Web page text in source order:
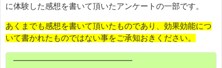
に体験した感想を書いて頂いたアンケートの一部です。
あくまでも感想を書いて頂いたものであり、効果効能につ
いて書かれたものではない事をご承知おきください。
━━━━━━━━━━━━━━━